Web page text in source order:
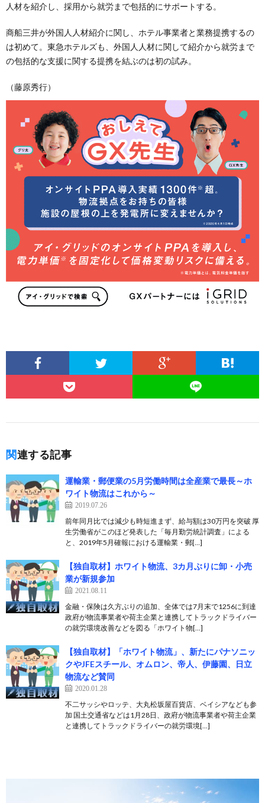
人材を紹介し、採用から就労まで包括的にサポートする。
商船三井が外国人人材紹介に関し、ホテル事業者と業務提携するの
は初めて。東急ホテルズも、外国人人材に関して紹介から就労まで
の包括的な支援に関する提携を結ぶのは初の試み。
（藤原秀行）
関連する記事
運輸業・郵便業の5月労働時間は全産業で最長～ホ
ワイト物流はこれから～
2019.07.26
前年同月比では減少も時短進まず、給与額は30万円を突破 厚
生労働省がこのほど発表した「毎月勤労統計調査」による
と、2019年5月確報における運輸業・郵[…]
【独自取材】ホワイト物流、3カ月ぶりに卸・小売
業が新規参加
2021.08.11
金融・保険は久方ぶりの追加、全体では7月末で1256に到達
政府が物流事業者や荷主企業と連携してトラックドライバー
の就労環境改善などを図る「ホワイト物[…]
【独自取材】「ホワイト物流」、新たにパナソニッ
クやJFEスチール、オムロン、帝人、伊藤園、日立
物流など賛同
2020.01.28
不二サッシやロッテ、大丸松坂屋百貨店、ベイシアなども参
加 国土交通省などは1月28日、政府が物流事業者や荷主企業
と連携してトラックドライバーの就労環境[…]